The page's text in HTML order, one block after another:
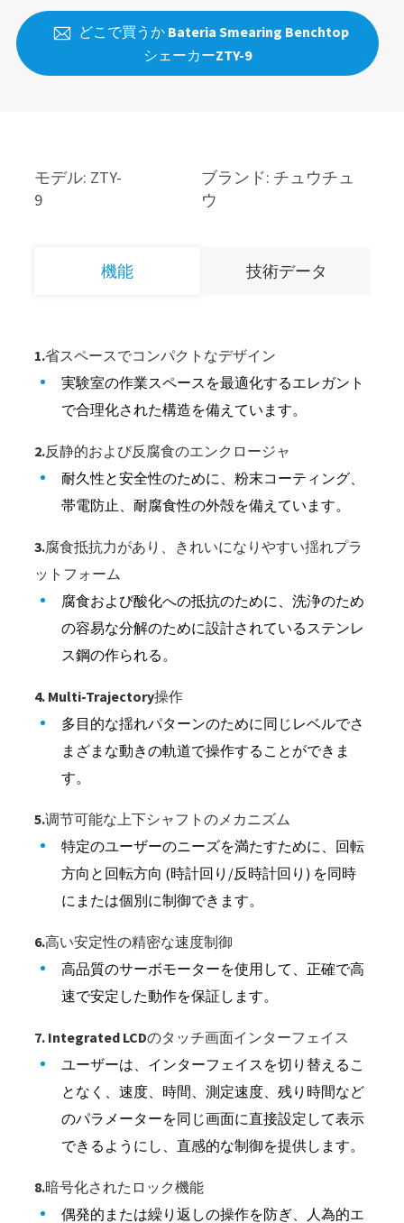
 どこで買うか Bateria Smearing Benchtop
シェーカーZTY-9
モデル: ZTY-
9
ブランド: チュウチュ
ウ
機能 技術データ
1.省スペースでコンパクトなデザイン
実験室の作業スペースを最適化するエレガント
で合理化された構造を備えています。
2.反静的および反腐食のエンクロージャ
耐久性と安全性のために、粉末コーティング、
帯電防止、耐腐食性の外殻を備えています。
3.腐食抵抗力があり、きれいになりやすい揺れプラ
ットフォーム
腐食および酸化への抵抗のために、洗浄のため
の容易な分解のために設計されているステンレ
ス鋼の作られる。
4. Multi-Trajectory操作
多目的な揺れパターンのために同じレベルでさ
まざまな動きの軌道で操作することができま
す。
5.调节可能な上下シャフトのメカニズム
特定のユーザーのニーズを満たすために、回転
方向と回転方向 (時計回り/反時計回り) を同時
にまたは個別に制御できます。
6.高い安定性の精密な速度制御
高品質のサーボモーターを使用して、正確で高
速で安定した動作を保証します。
7. Integrated LCDのタッチ画面インターフェイス
ユーザーは、インターフェイスを切り替えるこ
となく、速度、時間、測定速度、残り時間など
のパラメーターを同じ画面に直接設定して表示
できるようにし、直感的な制御を提供します。
8.暗号化されたロック機能
偶発的または繰り返しの操作を防ぎ、人為的エ